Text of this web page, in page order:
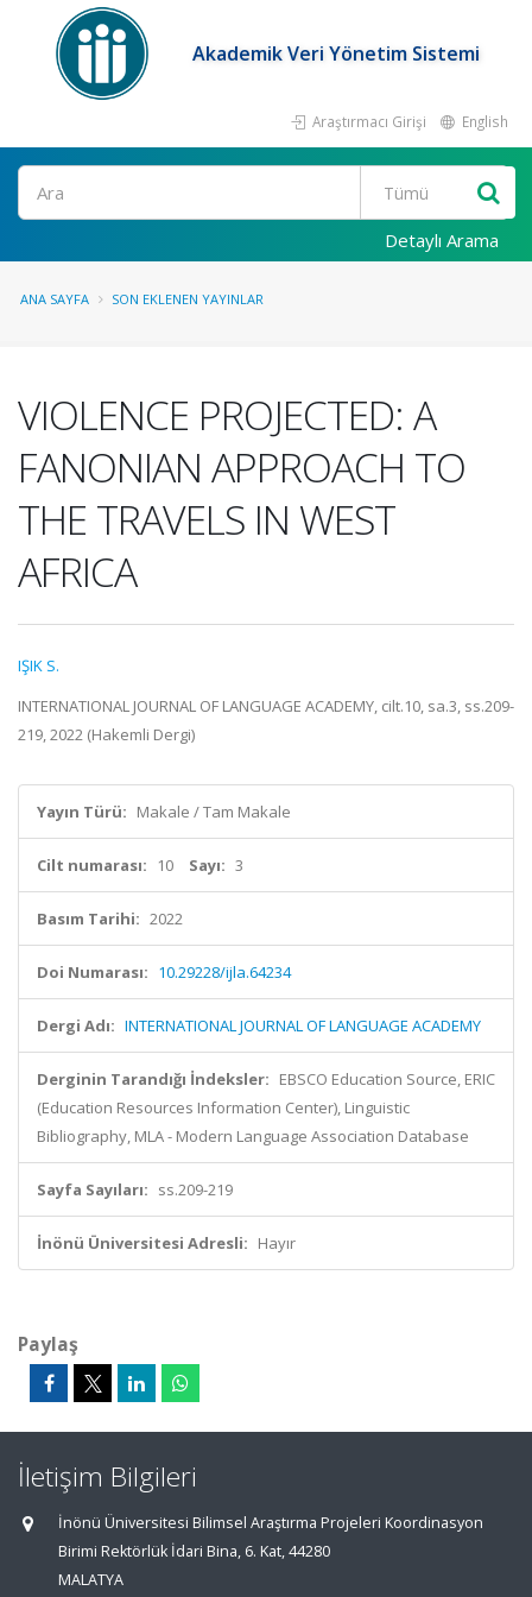
Akademik Veri Yönetim Sistemi
Araştırmacı Girişi English
Ara
Detaylı Arama
ANA SAYFA SON EKLENEN YAYINLAR
VIOLENCE PROJECTED: A
FANONIAN APPROACH TO
THE TRAVELS IN WEST
AFRICA
IŞIK S.
INTERNATIONAL JOURNAL OF LANGUAGE ACADEMY, cilt.10, sa.3, ss.209-
219, 2022 (Hakemli Dergi)
Yayın Türü: Makale / Tam Makale
Cilt numarası: 10 Sayı: 3
Basım Tarihi: 2022
Doi Numarası: 10.29228/ijla.64234
Dergi Adı: INTERNATIONAL JOURNAL OF LANGUAGE ACADEMY
Derginin Tarandığı İndeksler: EBSCO Education Source, ERIC
(Education Resources Information Center), Linguistic
Bibliography, MLA - Modern Language Association Database
Sayfa Sayıları: ss.209-219
İnönü Üniversitesi Adresli: Hayır
Paylaş
İletişim Bilgileri
İnönü Üniversitesi Bilimsel Araştırma Projeleri Koordinasyon
Birimi Rektörlük İdari Bina, 6. Kat, 44280
MALATYA